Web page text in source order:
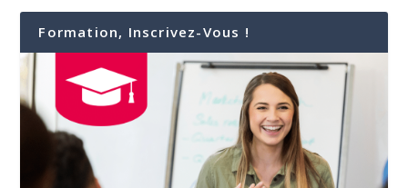
Formation, Inscrivez-Vous !